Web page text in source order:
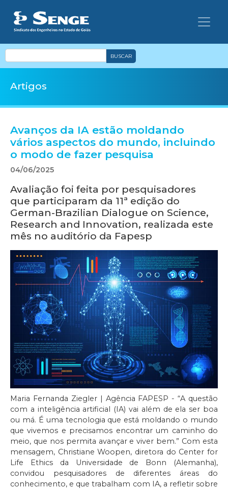
BUSCAR
Artigos
Avanços da IA estão moldando
vários aspectos do mundo, incluindo
o modo de fazer pesquisa
04/06/2025
Avaliação foi feita por pesquisadores
que participaram da 11ª edição do
German-Brazilian Dialogue on Science,
Research and Innovation, realizada este
mês no auditório da Fapesp
Maria Fernanda Ziegler | Agência FAPESP - “A questão
com a inteligência artificial (IA) vai além de ela ser boa
ou má. É uma tecnologia que está moldando o mundo
que vivemos e precisamos encontrar um caminho do
meio, que nos permita avançar e viver bem.” Com esta
mensagem, Christiane Woopen, diretora do Center for
Life Ethics da Universidade de Bonn (Alemanha),
convidou pesquisadores de diferentes áreas do
conhecimento, e que trabalham com IA, a refletir sobre